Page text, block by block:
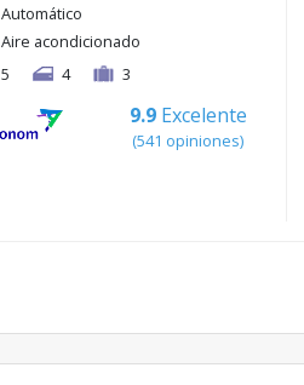
Automático
Aire acondicionado
5
4 3
9.9 Excelente
(541 opiniones)